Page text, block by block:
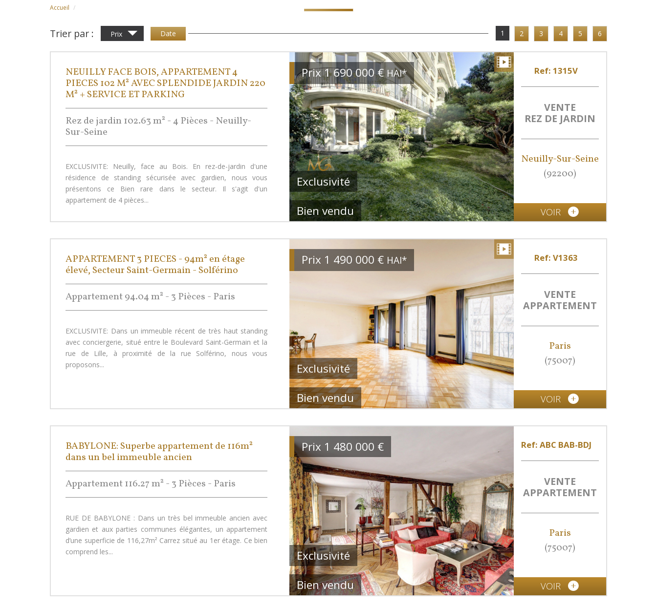
Accueil
Trier par : Prix Date 1 2 3 4 5 6
Bien vendu
Exclusivité
Prix1 690 000€ HAI*
NEUILLY FACE BOIS, APPARTEMENT 4
PIECES 102 M² AVEC SPLENDIDE JARDIN 220
M² + SERVICE ET PARKING
Rez de jardin 102.63 m² - 4 Pièces - Neuilly-
Sur-Seine
EXCLUSIVITE: Neuilly, face au Bois. En rez-de-jardin d'une
résidence de standing sécurisée avec gardien, nous vous
présentons ce Bien rare dans le secteur. Il s'agit d'un
appartement de 4 pièces...
Ref: 1315V
VENTE
REZ DE JARDIN
Neuilly-Sur-Seine
(92200)
VOIR
Bien vendu
Exclusivité
Prix 1 490 000 € HAI*
APPARTEMENT 3 PIECES - 94m² en étage
élevé, Secteur Saint-Germain - Solférino
Appartement 94.04 m² - 3 Pièces - Paris
EXCLUSIVITE: Dans un immeuble récent de très haut standing
avec conciergerie, situé entre le Boulevard Saint-Germain et la
rue de Lille, à proximité de la rue Solférino, nous vous
proposons...
Ref: V1363
VENTE
APPARTEMENT
Paris
(75007)
VOIR
Bien vendu
Exclusivité
Prix 1 480 000 €
BABYLONE: Superbe appartement de 116m²
dans un bel immeuble ancien
Appartement 116.27 m² - 3 Pièces - Paris
RUE DE BABYLONE : Dans un très bel immeuble ancien avec
gardien et aux parties communes élégantes, un appartement
d’une superficie de 116,27m² Carrez situé au 1er étage. Ce bien
comprend les...
Ref: ABC BAB-BDJ
VENTE
APPARTEMENT
Paris
(75007)
VOIR